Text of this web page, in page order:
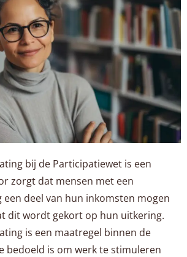
bij de Participatiewet is een
zorgt dat mensen met een
deel van hun inkomsten mogen
dit wordt gekort op hun uitkering.
is een maatregel binnen de
bedoeld is om werk te stimuleren